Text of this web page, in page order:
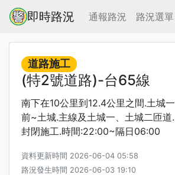
即時路況 通報路況 路況選單
道路施工
(特2號道路)-台65線
南下在10公里到12.4公里之間.土城一
前~土城.主線及土城一、土城二匝道.
封閉施工.時間:22:00~隔日06:00
資料更新時間 2026-06-04 05:58
路況發生時間 2026-06-03 19:10